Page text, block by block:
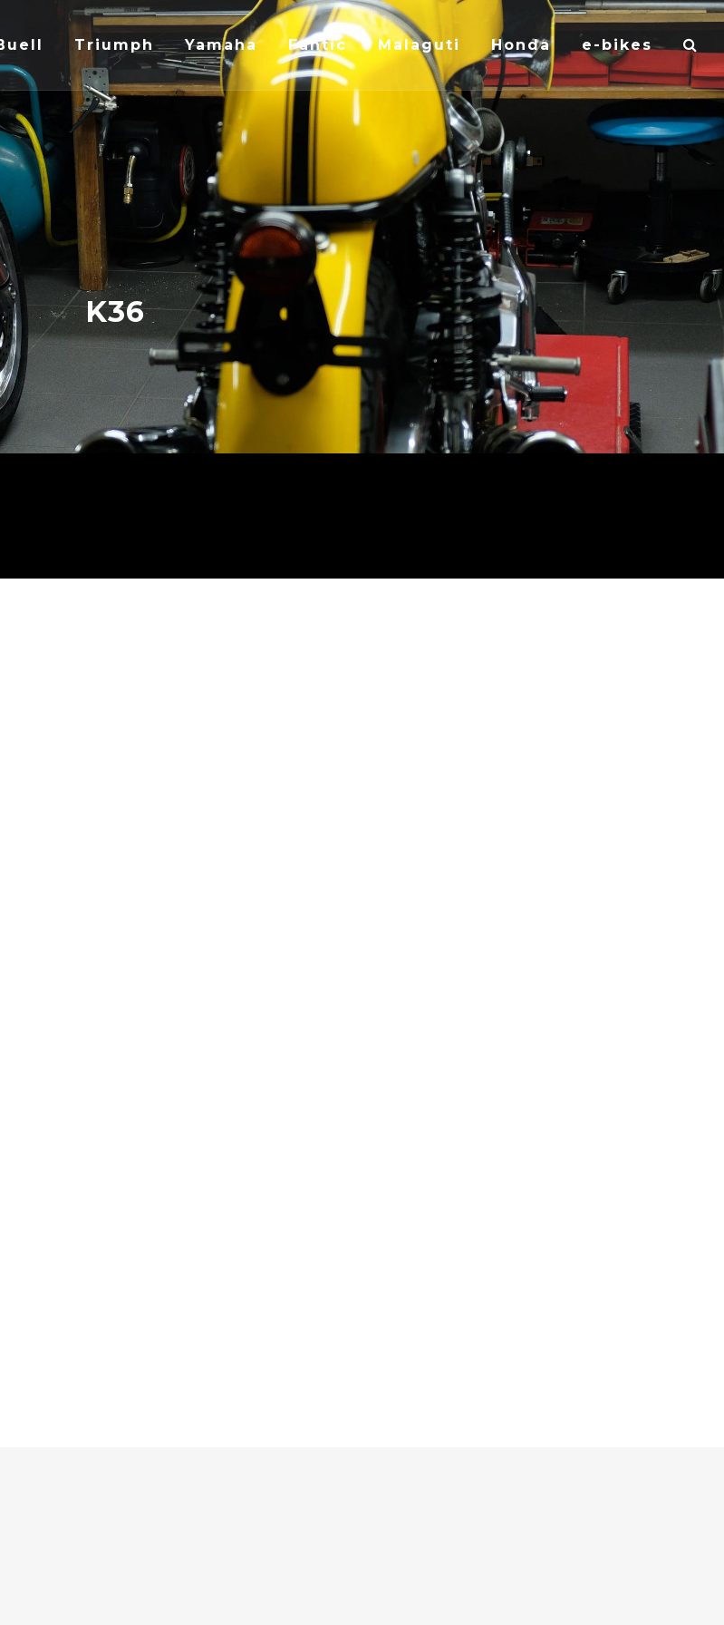
Triumph Yamaha Fantic Malaguti Honda e-bikes
K36